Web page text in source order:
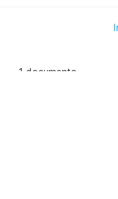
1 documento